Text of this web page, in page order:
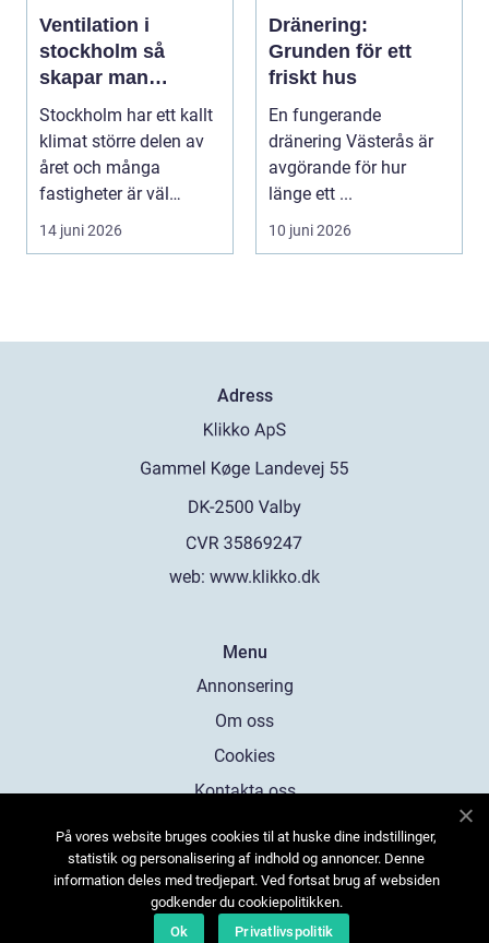
Ventilation i
stockholm så
skapar man
hälsosam och
energieffektiv
inomhusluft
Stockholm har ett kallt
klimat större delen av
året och många
fastigheter är väl
isolerade för att s...
14 juni 2026
Dränering:
Grunden för ett
friskt hus
En fungerande
dränering Västerås är
avgörande för hur
länge ett ...
10 juni 2026
Adress
web: www.klikko.dk
Menu
Annonsering
Om oss
Cookies
Kontakta oss
Sitemap
På vores website bruges cookies til at huske dine indstillinger,
statistik og personalisering af indhold og annoncer. Denne
information deles med tredjepart. Ved fortsat brug af websiden
godkender du cookiepolitikken.
Ok
Privatlivspolitik